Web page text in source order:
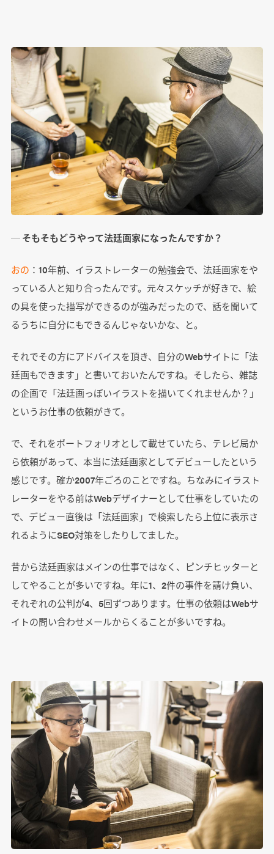
─ そもそもどうやって法廷画家になったんですか？
おの ：10年前、イラストレーターの勉強会で、法廷画家をや
っている人と知り合ったんです。元々スケッチが好きで、絵
の具を使った描写ができるのが強みだったので、話を聞いて
るうちに自分にもできるんじゃないかな、と。
それでその方にアドバイスを頂き、自分のWebサイトに「法
廷画もできます」と書いておいたんですね。そしたら、雑誌
の企画で「法廷画っぽいイラストを描いてくれませんか？」
というお仕事の依頼がきて。
で、それをポートフォリオとして載せていたら、テレビ局か
ら依頼があって、本当に法廷画家としてデビューしたという
感じです。確か2007年ごろのことですね。ちなみにイラスト
レーターをやる前はWebデザイナーとして仕事をしていたの
で、デビュー直後は「法廷画家」で検索したら上位に表示さ
れるようにSEO対策をしたりしてました。
昔から法廷画家はメインの仕事ではなく、ピンチヒッターと
してやることが多いですね。年に1、2件の事件を請け負い、
それぞれの公判が4、5回ずつあります。仕事の依頼はWebサ
イトの問い合わせメールからくることが多いですね。